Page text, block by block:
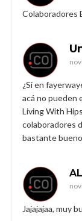
Colaboradores
¿Si en
acá no pueden
Living With
colaboradores
bastante
Jajajajaa, muy